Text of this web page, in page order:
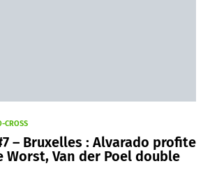
CROSS
– Bruxelles : Alvarado profite
Worst, Van der Poel double